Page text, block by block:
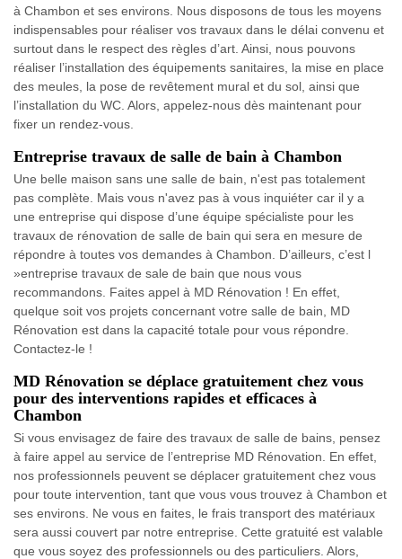
à Chambon et ses environs. Nous disposons de tous les moyens
indispensables pour réaliser vos travaux dans le délai convenu et
surtout dans le respect des règles d’art. Ainsi, nous pouvons
réaliser l’installation des équipements sanitaires, la mise en place
des meules, la pose de revêtement mural et du sol, ainsi que
l’installation du WC. Alors, appelez-nous dès maintenant pour
fixer un rendez-vous.
Entreprise travaux de salle de bain à Chambon
Une belle maison sans une salle de bain, n'est pas totalement
pas complète. Mais vous n'avez pas à vous inquiéter car il y a
une entreprise qui dispose d’une équipe spécialiste pour les
travaux de rénovation de salle de bain qui sera en mesure de
répondre à toutes vos demandes à Chambon. D’ailleurs, c’est l
»entreprise travaux de sale de bain que nous vous
recommandons. Faites appel à MD Rénovation ! En effet,
quelque soit vos projets concernant votre salle de bain, MD
Rénovation est dans la capacité totale pour vous répondre.
Contactez-le !
MD Rénovation se déplace gratuitement chez vous
pour des interventions rapides et efficaces à
Chambon
Si vous envisagez de faire des travaux de salle de bains, pensez
à faire appel au service de l’entreprise MD Rénovation. En effet,
nos professionnels peuvent se déplacer gratuitement chez vous
pour toute intervention, tant que vous vous trouvez à Chambon et
ses environs. Ne vous en faites, le frais transport des matériaux
sera aussi couvert par notre entreprise. Cette gratuité est valable
que vous soyez des professionnels ou des particuliers. Alors,